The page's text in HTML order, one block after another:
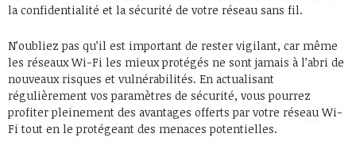
la confidentialité et la sécurité de votre réseau sans fil.
N’oubliez pas qu’il est important de rester vigilant, car même
les réseaux Wi-Fi les mieux protégés ne sont jamais à l’abri de
nouveaux risques et vulnérabilités. En actualisant
régulièrement vos paramètres de sécurité, vous pourrez
profiter pleinement des avantages offerts par votre réseau Wi-
Fi tout en le protégeant des menaces potentielles.